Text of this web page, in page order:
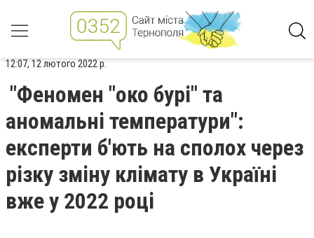
12:07, 12 лютого 2022 р.
"Феномен "око бурі" та
аномальні температури":
експерти б'ють на сполох через
різку зміну клімату в Україні
вже у 2022 році